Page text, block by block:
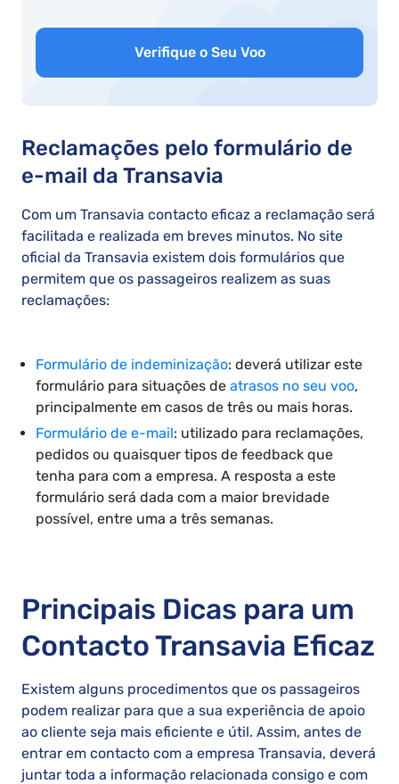
Verifique o Seu Voo
Reclamações pelo formulário de
e-mail da Transavia
Com um Transavia contacto eficaz a reclamação será
facilitada e realizada em breves minutos. No site
oficial da Transavia existem dois formulários que
permitem que os passageiros realizem as suas
reclamações:
Formulário de indeminização: deverá utilizar este
formulário para situações de atrasos no seu voo,
principalmente em casos de três ou mais horas.
Formulário de e-mail: utilizado para reclamações,
pedidos ou quaisquer tipos de feedback que
tenha para com a empresa. A resposta a este
formulário será dada com a maior brevidade
possível, entre uma a três semanas.
Principais Dicas para um
Contacto Transavia Eficaz
Existem alguns procedimentos que os passageiros
podem realizar para que a sua experiência de apoio
ao cliente seja mais eficiente e útil. Assim, antes de
entrar em contacto com a empresa Transavia, deverá
juntar toda a informação relacionada consigo e com